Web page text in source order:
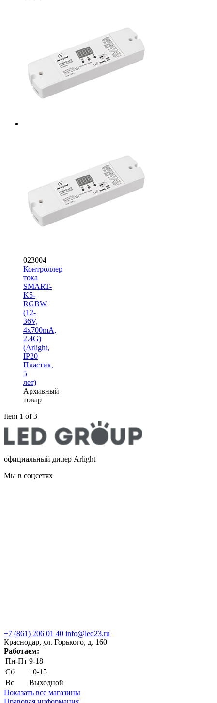
023004
Контроллер
тока
SMART-
K5-
RGBW
(12-
36V,
4x700mA,
2.4G)
(Arlight,
IP20
Пластик,
5
лет)
Архивный
товар
Item 1 of 3
официальный дилер Arlight
Мы в соцсетях
+7 (861) 206 01 40 info@led23.ru
Краснодар, ул. Горького, д. 160
Работаем:
Пн-Пт 9-18
Сб
10-15
Вс
Выходной
Показать все магазины
Правовая информация